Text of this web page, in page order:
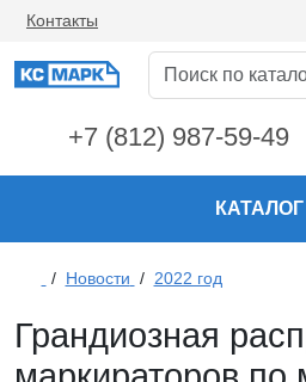
Контакты
+7 (812) 987-59-49
КАТАЛОГ
/ Новости / 2022 год
Грандиозная